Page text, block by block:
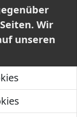
Wir
unseren